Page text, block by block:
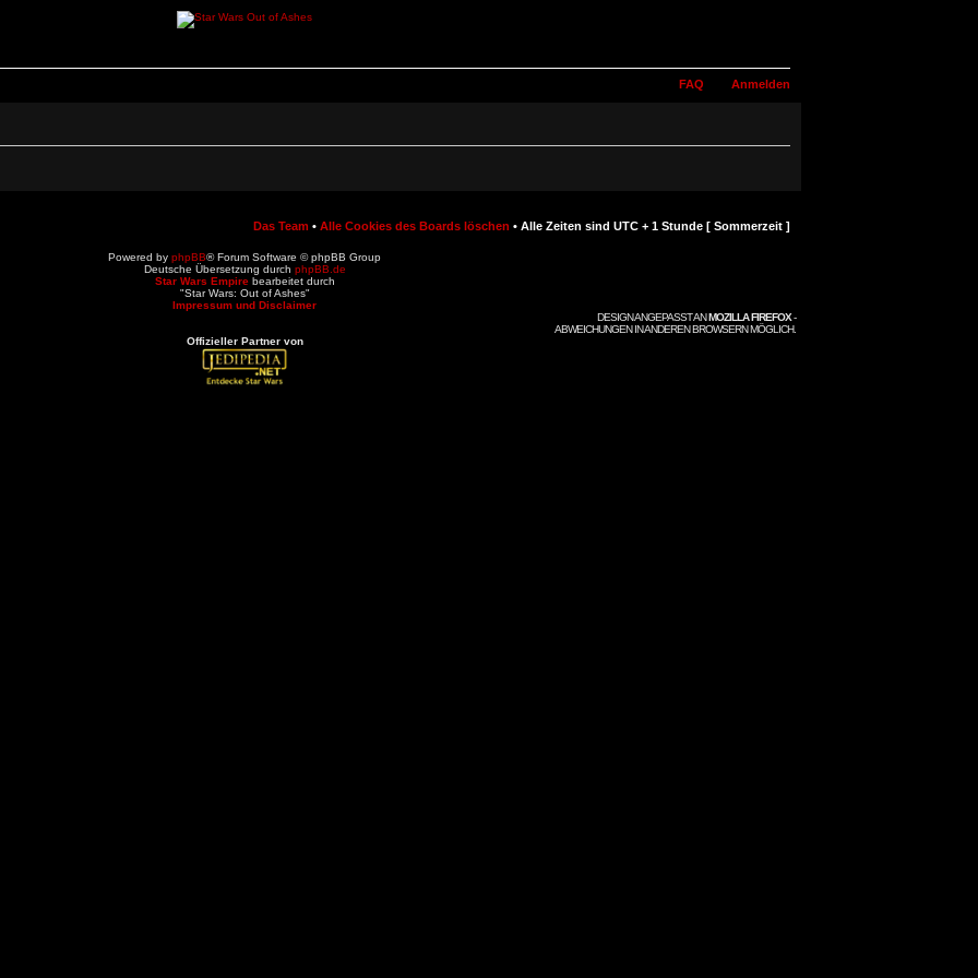
FAQ Anmelden
Das Team • Alle Cookies des Boards löschen • Alle Zeiten sind UTC + 1 Stunde [ Sommerzeit ]
Powered by phpBB® Forum Software © phpBB Group
Deutsche Übersetzung durch phpBB.de
Star Wars Empirebearbeitet durch
"Star Wars: Out of Ashes"
Impressum und Disclaimer
DESIGN ANGEPASST ANMOZILLA FIREFOX-
ABWEICHUNGEN IN ANDEREN BROWSERN MÖGLICH.
Offizieller Partner von